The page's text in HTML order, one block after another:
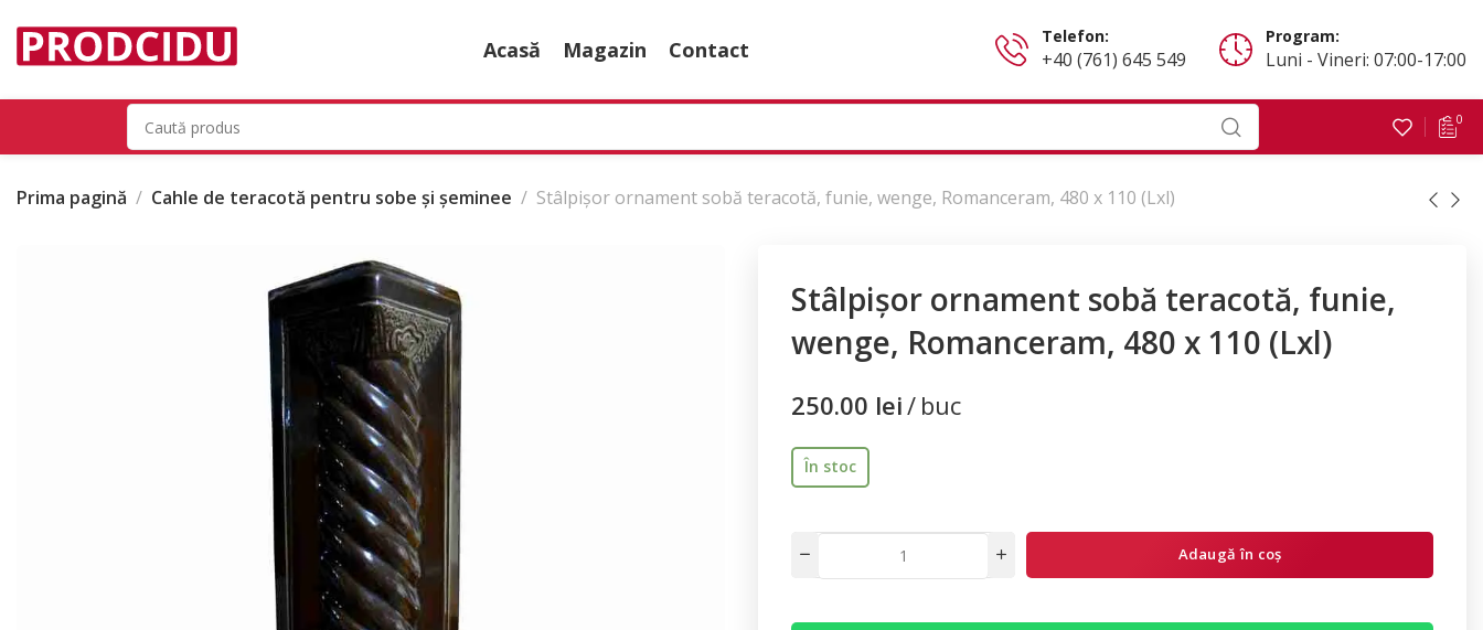
Acasă Magazin Contact Telefon:
+40 (761) 645 549
Program:
Luni - Vineri: 07:00-17:00
0
Prima pagină Cahle de teracotă pentru sobe și șeminee Stâlpișor ornament sobă teracotă, funie, wenge, Romanceram, 480 x 110 (Lxl)
Stâlpișor ornament sobă teracotă, funie,
wenge, Romanceram, 480 x 110 (Lxl)
250.00 lei buc
În stoc
Adaugă în coș